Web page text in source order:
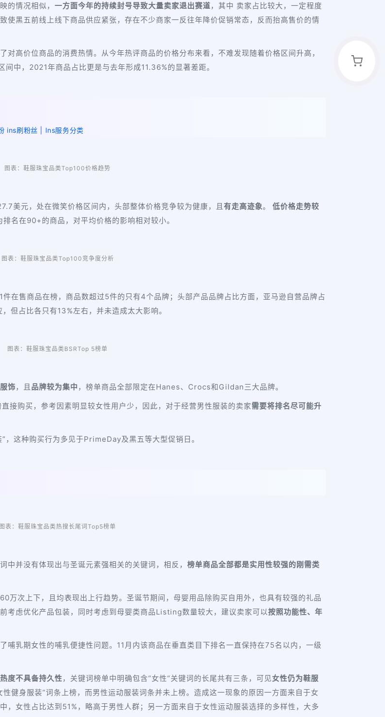
的情况相似， 一方面今年的持续封号导致大量卖家退出赛道，其中 卖家占比较大，一定程度
使黑五前线上线下商品供应紧张，存在不少商家一反往年降价促销常态，反而抬高售价的情
高价位商品的消费热情。从今年热评商品的价格分布来看，不难发现随着价格区间升高，
中，2021年商品占比更是与去年形成11.36%的显著差距。
ins刷粉丝 Ins服务分类
图表：鞋服珠宝品类Top100价格趋势
美元，处在微笑价格区间内，头部整体价格竞争较为健康，且 有走高迹象。
低价格走势较
名在90+的商品，对平均价格的影响相对较小。
图表：鞋服珠宝品类Top100竞争度分析
在售商品在榜，商品数超过5件的只有4个品牌；头部产品品牌占比方面，亚马逊自营品牌占
但占比各只有13%左右，并未造成太大影响。
图表：鞋服珠宝品类BSRTop 5榜单
饰，且 品牌较为集中 ，榜单商品全部限定在Hanes、Crocs和Gildan三大品牌。
购买，参考因素明显较女性用户少，因此，对于经营男性服装的卖家需要将排名尽可能升
，这种购买行为多见于PrimeDay及黑五等大型促销日。
图表：鞋服珠宝品类热搜长尾词Top5榜单
并没有体现出与圣诞元素强相关的关键词，相反， 榜单商品全部都是实用性较强的刚需类
万次上下，且均表现出上行趋势。圣诞节期间，母婴用品除购买自用外，也具有较强的礼品
考虑优化产品包装，同时考虑到母婴类商品Listing数量较大，建议卖家可以按照功能性、年
哺乳期女性的哺乳便捷性问题。11月内该商品在垂直类目下排名一直保持在75名以内，一级
度不具备持久性，关键词榜单中明确包含“女性“关键词的长尾共有三条，可见女性仍为鞋服
健身服装“词条上榜，而男性运动服装词条并未上榜。造成这一现象的原因一方面来自于女
，女性占比达到51%，略高于男性人群；另一方面来自于女性运动服装选择的多样性，大多